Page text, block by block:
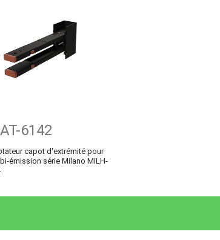
6142
capot d'extrémité pour
émission série Milano MILH-